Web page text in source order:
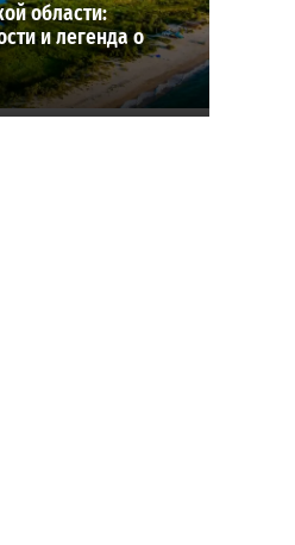
области:
и легенда о